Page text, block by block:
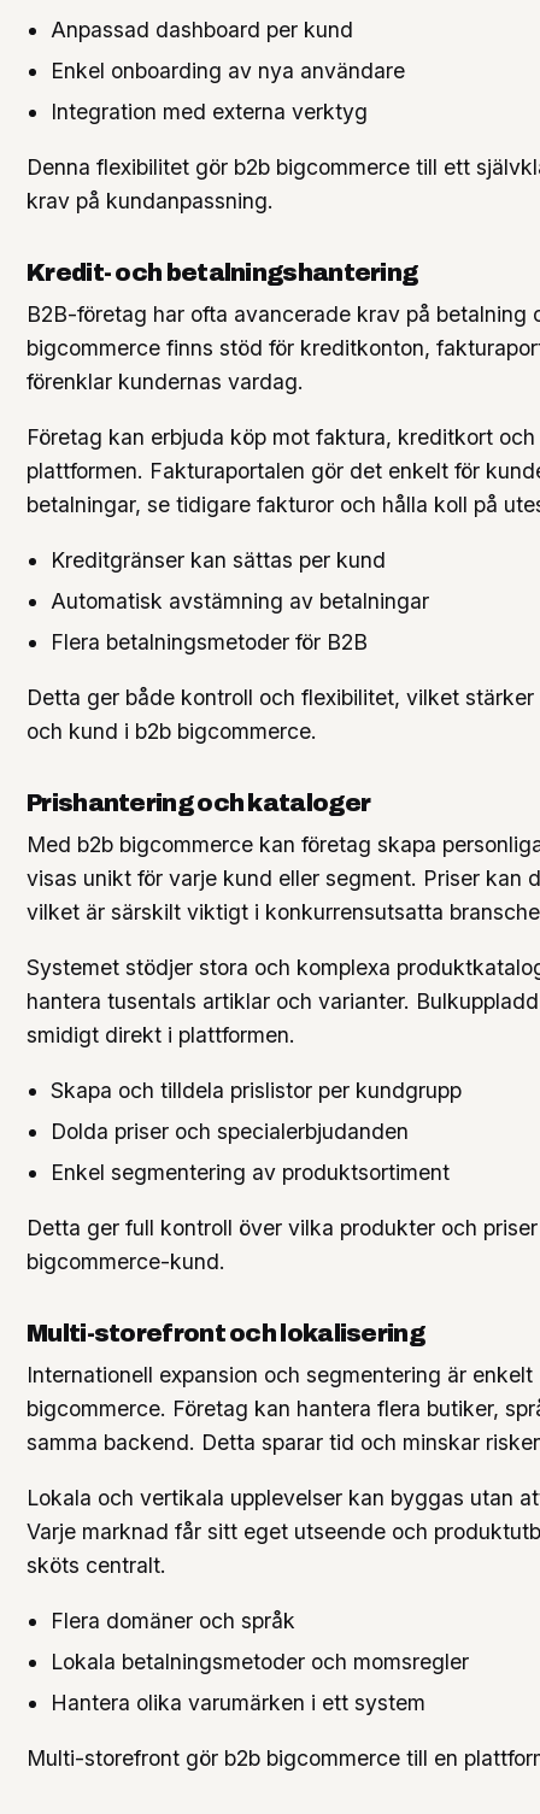
Anpassad dashboard per kund
Enkel onboarding av nya användare
Integration med externa verktyg
Denna flexibilitet gör b2b bigcommerce till ett
krav på kundanpassning.
Kredit- och betalningshantering
B2B-företag har ofta avancerade krav på betalning
bigcommerce finns stöd för kreditkonton,
förenklar kundernas vardag.
Företag kan erbjuda köp mot faktura, kreditkort
plattformen. Fakturaportalen gör det enkelt för
betalningar, se tidigare fakturor och hålla koll på
Kreditgränser kan sättas per kund
Automatisk avstämning av betalningar
Flera betalningsmetoder för B2B
Detta ger både kontroll och flexibilitet, vilket
och kund i b2b bigcommerce.
Prishantering och kataloger
Med b2b bigcommerce kan företag skapa
visas unikt för varje kund eller segment. Priser kan
vilket är särskilt viktigt i konkurrensutsatta
Systemet stödjer stora och komplexa
hantera tusentals artiklar och varianter.
smidigt direkt i plattformen.
Skapa och tilldela prislistor per kundgrupp
Dolda priser och specialerbjudanden
Enkel segmentering av produktsortiment
Detta ger full kontroll över vilka produkter och
bigcommerce-kund.
Multi-storefront och lokalisering
Internationell expansion och segmentering är
bigcommerce. Företag kan hantera flera butiker,
samma backend. Detta sparar tid och minskar
Lokala och vertikala upplevelser kan byggas utan
Varje marknad får sitt eget utseende och
sköts centralt.
Flera domäner och språk
Lokala betalningsmetoder och momsregler
Hantera olika varumärken i ett system
Multi-storefront gör b2b bigcommerce till en